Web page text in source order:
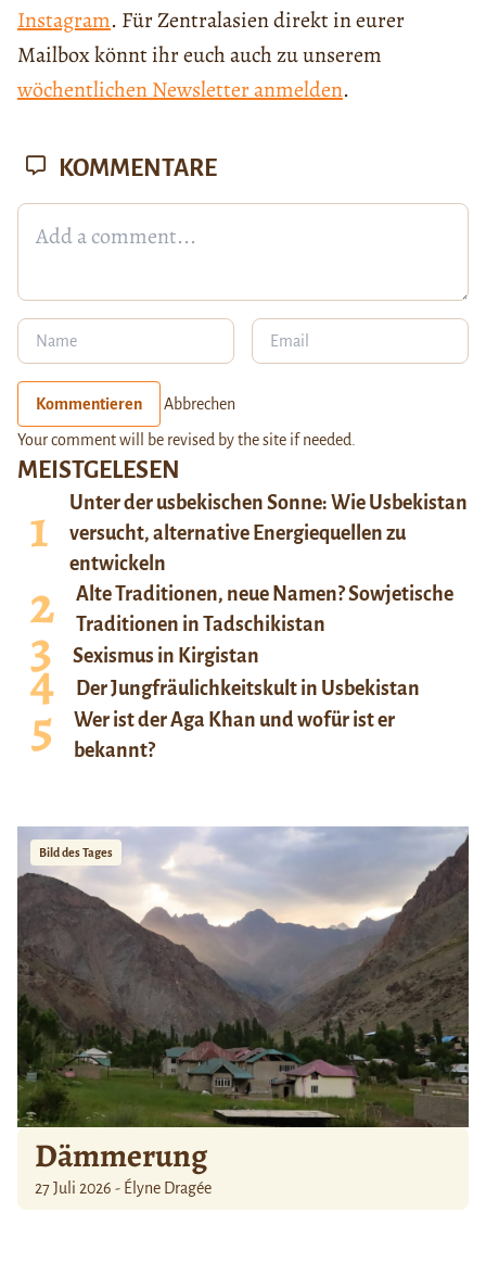
Instagram. Für Zentralasien direkt in eurer
Mailbox könnt ihr euch auch zu unserem
wöchentlichen Newsletter anmelden.
MEISTGELESEN
Unter der usbekischen Sonne: Wie Usbekistan
versucht, alternative Energiequellen zu
entwickeln
Alte Traditionen, neue Namen? Sowjetische
Traditionen in Tadschikistan
Sexismus in Kirgistan
Der Jungfräulichkeitskult in Usbekistan
Wer ist der Aga Khan und wofür ist er
bekannt?
Bild des Tages
Dämmerung
27 Juli 2026 - Élyne Dragée
KOMMENTARE
Kommentieren Abbrechen
Your comment will be revised by the site if needed.